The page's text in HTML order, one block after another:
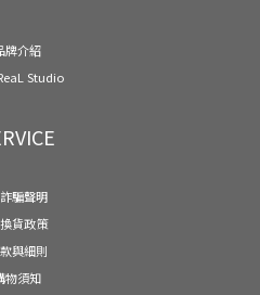
牌介紹
Studio
騙聲明
貨政策
與細則
物須知